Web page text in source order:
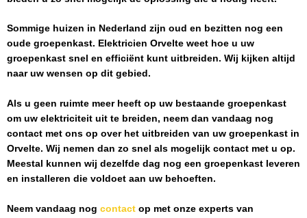
Sommige huizen in Nederland zijn oud en bezitten nog een
oude groepenkast. Elektricien Orvelte weet hoe u uw
groepenkast snel en efficiënt kunt uitbreiden. Wij kijken altijd
naar uw wensen op dit gebied.
Als u geen ruimte meer heeft op uw bestaande groepenkast
om uw elektriciteit uit te breiden, neem dan vandaag nog
contact met ons op over het uitbreiden van uw groepenkast in
Orvelte. Wij nemen dan zo snel als mogelijk contact met u op.
Meestal kunnen wij dezelfde dag nog een groepenkast leveren
en installeren die voldoet aan uw behoeften.
Neem vandaag nog contact op met onze experts van